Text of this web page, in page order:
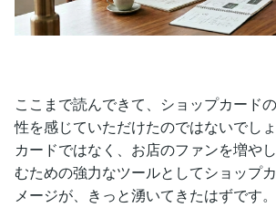
ここまで読んできて、ショップカード
性を感じていただけたのではないでし
カードではなく、お店のファンを増や
むための強力なツールとしてショップ
メージが、きっと湧いてきたはずです。